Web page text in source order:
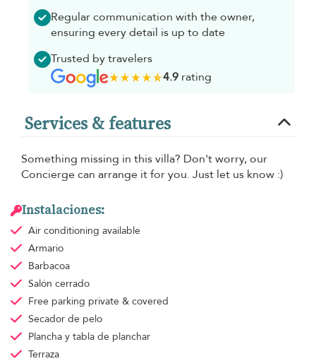
Regular communication with the owner,
ensuring every detail is up to date
Trusted by travelers
4.9rating
Services & features
Something missing in this villa? Don't worry, our
Concierge can arrange it for you. Just let us know :)
Instalaciones:
Air conditioning available
Armario
Barbacoa
Salón cerrado
Free parking private & covered
Secador de pelo
Plancha y tabla de planchar
Terraza